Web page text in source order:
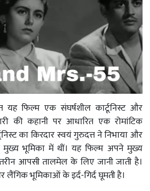
यह फिल्म एक संघर्षशील कार्टूनिस्ट और
की कहानी पर आधारित एक रोमांटिक
का किरदार स्वयं गुरुदत्त ने निभाया और
भूमिका में थीं। यह फिल्म अपने मुख्य
आपसी तालमेल के लिए जानी जाती है।
लैंगिक भूमिकाओं के इर्द-गिर्द घूमती है।